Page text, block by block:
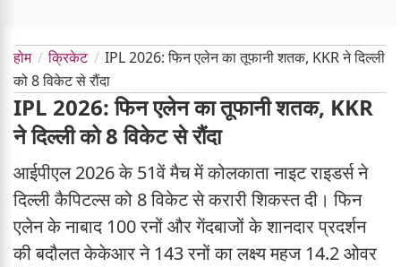
होम क्रिकेट
IPL 2026: फिन एलेन का तूफानी शतक, KKR ने दिल्ली
को 8 विकेट से रौंदा
IPL 2026: फिन एलेन का तूफानी शतक, KKR
ने दिल्ली को 8 विकेट से रौंदा
आईपीएल 2026 के 51वें मैच में कोलकाता नाइट राइडर्स ने
दिल्ली कैपिटल्स को 8 विकेट से करारी शिकस्त दी। फिन
एलेन के नाबाद 100 रनों और गेंदबाजों के शानदार प्रदर्शन
की बदौलत केकेआर ने 143 रनों का लक्ष्य महज 14.2 ओवर